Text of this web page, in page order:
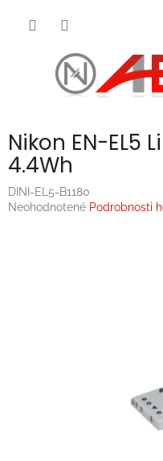
Nikon EN-EL5
4.4Wh
DINI-EL5-B1180
Priemerné
Neohodnotené Podrobnosti